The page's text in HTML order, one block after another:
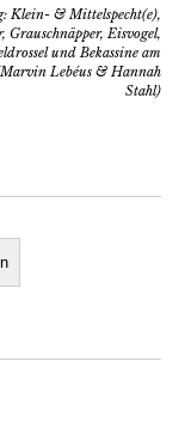
Klein- & Mittelspecht(e),
Grauschnäpper, Eisvogel,
und Bekassine am
Lebéus & Hannah
Stahl)